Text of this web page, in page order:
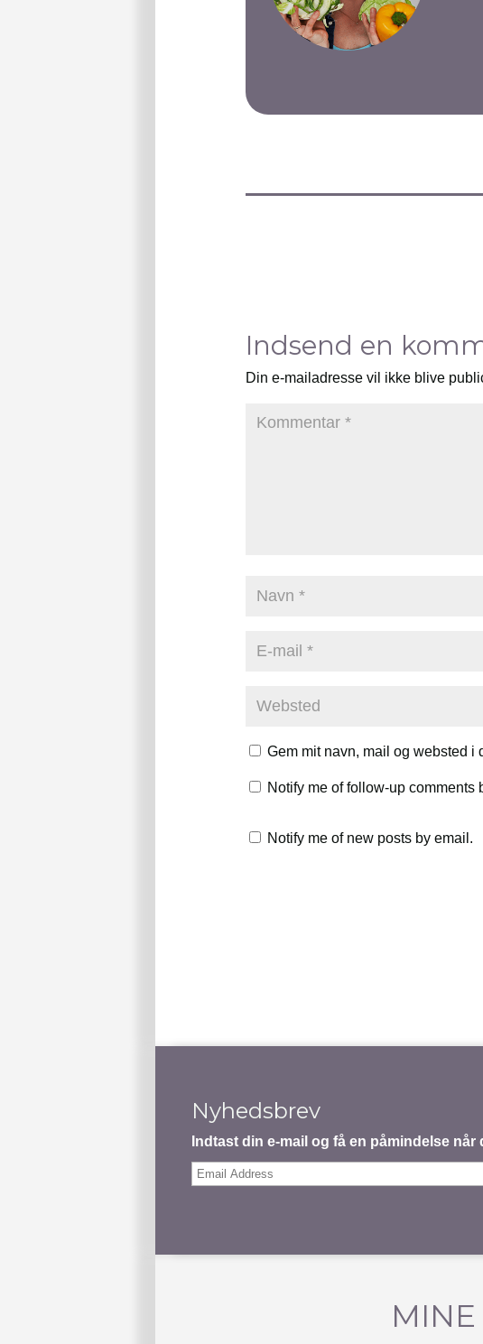
Indsend en
Din e-mailadresse vil ikke blive
Gem mit navn, mail og websted
Notify me of follow-up comments
Notify me of new posts by email.
Nyhedsbrev
Indtast din e-mail og få en påmindelse
Email
MINE